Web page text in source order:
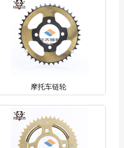
摩托车链轮